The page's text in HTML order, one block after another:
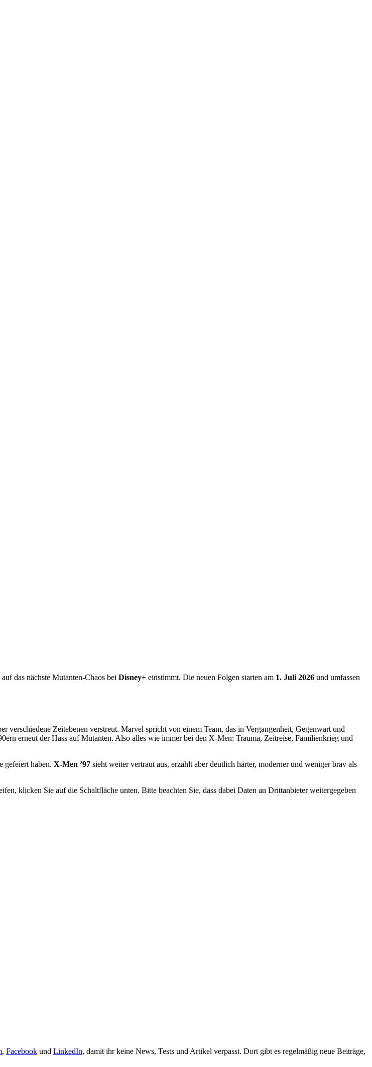
das nächste Mutanten-Chaos bei Disney+ einstimmt. Die neuen Folgen starten am 1. Juli 2026 und umfassen
Zeitebenen verstreut. Marvel spricht von einem Team, das in Vergangenheit, Gegenwart und
erneut der Hass auf Mutanten. Also alles wie immer bei den X-Men: Trauma, Zeitreise, Familienkrieg und
gefeiert haben. X-Men ’97 sieht weiter vertraut aus, erzählt aber deutlich härter, moderner und weniger brav als
klicken Sie auf die Schaltfläche unten. Bitte beachten Sie, dass dabei Daten an Drittanbieter weitergegeben
, Facebook und LinkedIn, damit ihr keine News, Tests und Artikel verpasst. Dort gibt es regelmäßig neue Beiträge,